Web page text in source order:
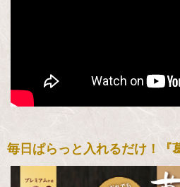
毎日ぱらっと入れるだけ！『